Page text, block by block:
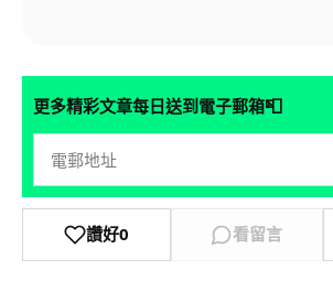
更多精彩文章每日送到電子郵箱📮
讚好0 看留言